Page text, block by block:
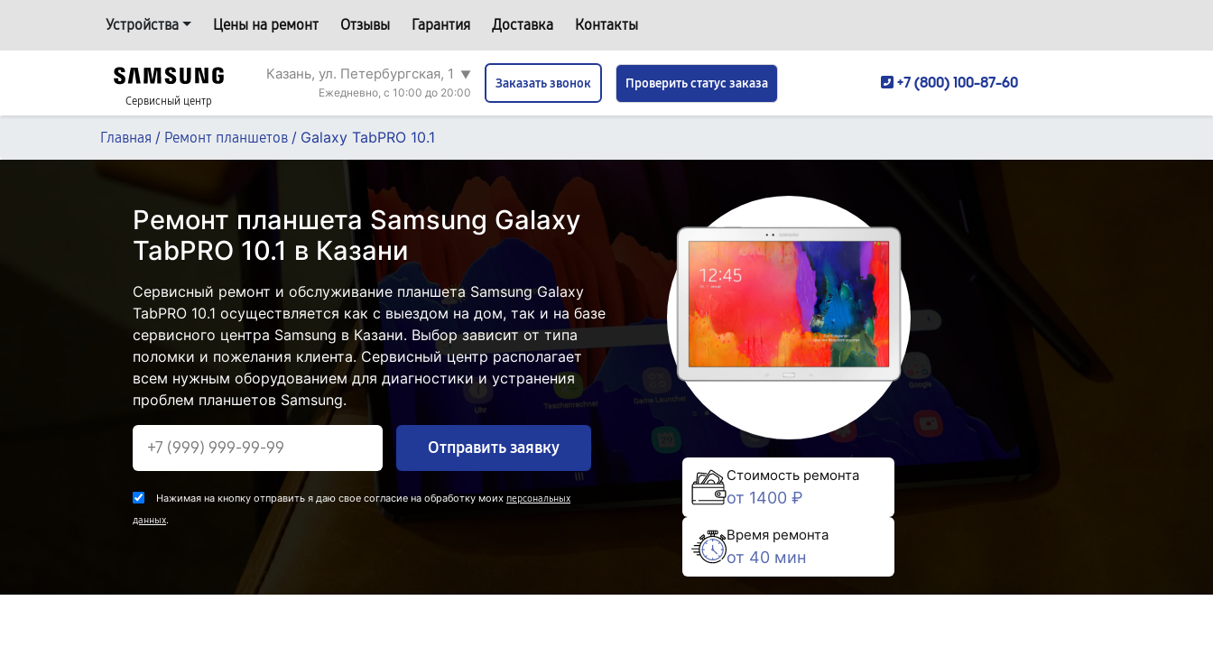
Устройства Цены на ремонт Отзывы Гарантия Доставка Контакты
Сервисный центр
Казань, ул. Петербургская, 1
▼
Ежедневно, с 10:00 до 20:00
Заказать звонок Проверить статус заказа +7 (800) 100-87-60
Главная / Ремонт планшетов / Galaxy TabPRO 10.1
Ремонт планшета Samsung Galaxy
TabPRO 10.1 в Казани
Сервисный ремонт и обслуживание планшета Samsung Galaxy
TabPRO 10.1 осуществляется как с выездом на дом, так и на базе
сервисного центра Samsung в Казани. Выбор зависит от типа
поломки и пожелания клиента. Сервисный центр располагает
всем нужным оборудованием для диагностики и устранения
проблем планшетов Samsung.
Отправить заявку
Нажимая на кнопку отправить я даю свое согласие на обработку моих персональных
данных.
Стоимость ремонта
от 1400 ₽
Время ремонта
от 40 мин